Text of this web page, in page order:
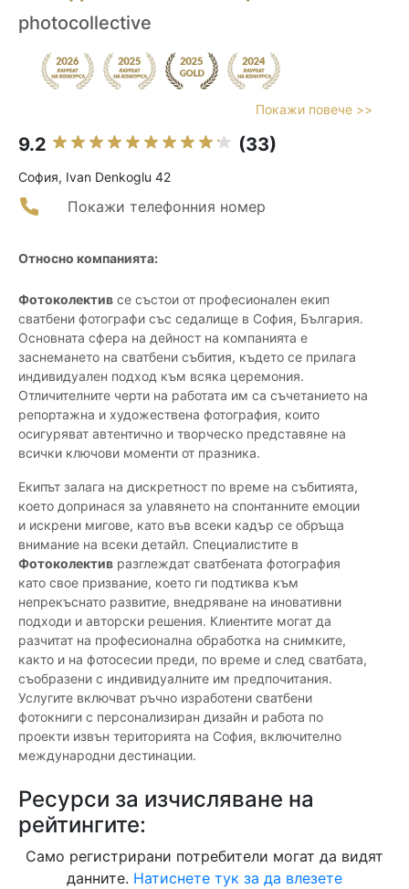
photocollective
Покажи повече >>
9.2 (33)
София, Ivan Denkoglu 42
Покажи телефонния номер
Относно компанията:
Фотоколектив се състои от професионален екип
сватбени фотографи със седалище в София, България.
Основната сфера на дейност на компанията е
заснемането на сватбени събития, където се прилага
индивидуален подход към всяка церемония.
Отличителните черти на работата им са съчетанието на
репортажна и художествена фотография, които
осигуряват автентично и творческо представяне на
всички ключови моменти от празника.
Екипът залага на дискретност по време на събитията,
което допринася за улавянето на спонтанните емоции
и искрени мигове, като във всеки кадър се обръща
внимание на всеки детайл. Специалистите в
Фотоколектив разглеждат сватбената фотография
като свое призвание, което ги подтиква към
непрекъснато развитие, внедряване на иновативни
подходи и авторски решения. Клиентите могат да
разчитат на професионална обработка на снимките,
както и на фотосесии преди, по време и след сватбата,
съобразени с индивидуалните им предпочитания.
Услугите включват ръчно изработени сватбени
фотокниги с персонализиран дизайн и работа по
проекти извън територията на София, включително
международни дестинации.
Ресурси за изчисляване на
рейтингите:
Само регистрирани потребители могат да видят
данните. Натиснете тук за да влезете